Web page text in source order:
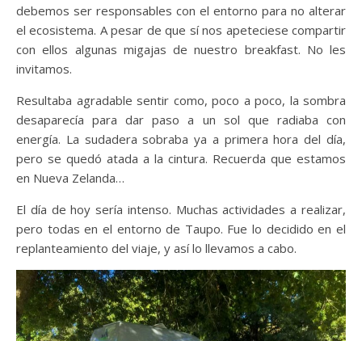
debemos ser responsables con el entorno para no alterar
el ecosistema. A pesar de que sí nos apeteciese compartir
con ellos algunas migajas de nuestro breakfast. No les
invitamos.
Resultaba agradable sentir como, poco a poco, la sombra
desaparecía para dar paso a un sol que radiaba con
energía. La sudadera sobraba ya a primera hora del día,
pero se quedó atada a la cintura. Recuerda que estamos
en Nueva Zelanda…
El día de hoy sería intenso. Muchas actividades a realizar,
pero todas en el entorno de Taupo. Fue lo decidido en el
replanteamiento del viaje, y así lo llevamos a cabo.